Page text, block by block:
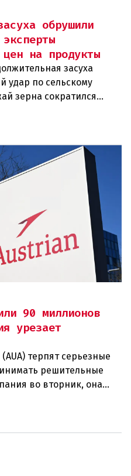
обрушили
на продукты
засуха
удар по сельскому
зерна сократился
некоторых регионах
90 миллионов
урезает
терпят серьезные
решительные
во вторник, она
Вена —
экономии